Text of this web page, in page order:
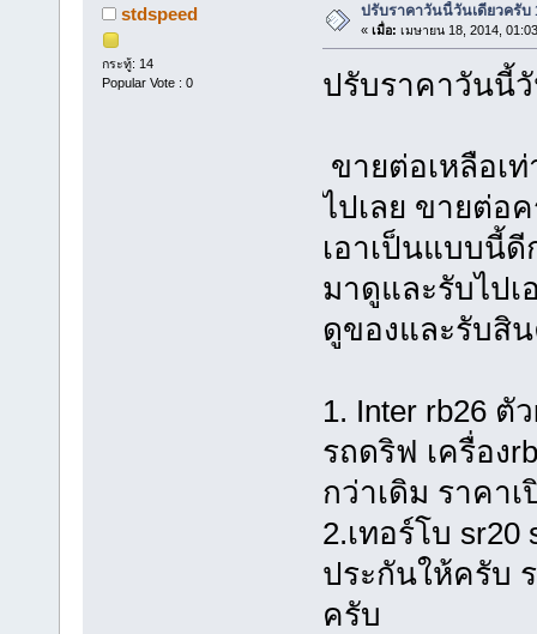
stdspeed
กระทู้: 14
Popular Vote : 0
ปรับราคาวันนี้วันเดียวครับ
« เมื่อ: เมษายน 18, 2014,
ปรับราคาวันนี้
ขายต่อเหลือเ
ไปเลย ขายต่อ
เอาเป็นแบบนี้
มาดูและรับไปเ
ดูของและรับสิ
1. Inter rb26
รถดริฟ เครื่อง
กว่าเดิม ราคา
2.เทอร์โบ
ประกันให้ครับ
ครับ